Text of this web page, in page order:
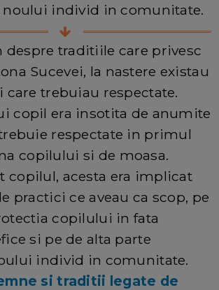
noului individ in comunitate.
despre traditiile care privesc
Sucevei, la nastere existau
trebuiau respectate.
copil era insotita de anumite
respectate in primul
copilului si de moasa.
copilul, acesta era implicat
practici ce aveau ca scop, pe
copilului in fata
si pe de alta parte
individ in comunitate.
si traditii legate de